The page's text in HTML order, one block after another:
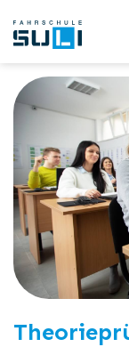
15. April 2024